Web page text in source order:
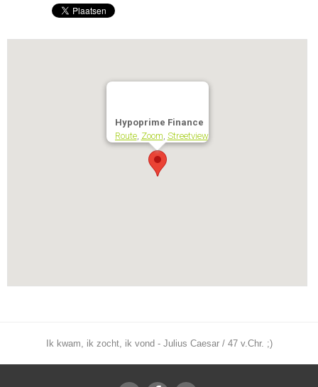
Hypoprime Finance
Route, Zoom, Streetview
Ik kwam, ik zocht, ik vond - Julius Caesar / 47 v.Chr. ;)